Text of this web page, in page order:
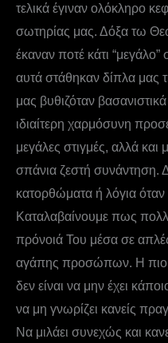
τελικά έγιναν ολόκληρο
σωτηρίας μας. Δόξα τω
έκαναν ποτέ κάτι
αυτά στάθηκαν δίπλα μας
μας βυθιζόταν
ιδιαίτερη χαρμόσυνη
μεγάλες στιγμές, αλλά
σπάνια ζεστή συνάντηση.
κατορθώματα ή λόγια
Καταλαβαίνουμε πως
πρόνοιά Του μέσα σε
αγάπης προσώπων. Η πιο
δεν είναι να μην έχει
να μη γνωρίζει κανείς
Να μιλάει συνεχώς και